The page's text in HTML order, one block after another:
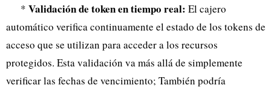
* Validación de token en tiempo real: El cajero
automático verifica continuamente el estado de los tokens de
acceso que se utilizan para acceder a los recursos
protegidos. Esta validación va más allá de simplemente
verificar las fechas de vencimiento; También podría